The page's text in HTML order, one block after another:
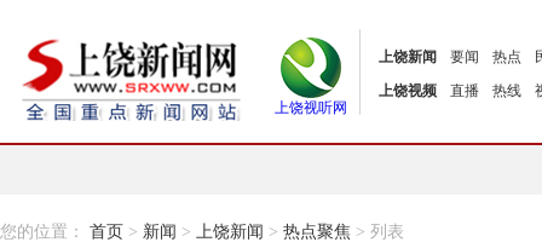
上饶视听网
上饶新闻 要闻 热点
上饶视频
直播 热线
您的位置： 首页 > 新闻 > 上饶新闻 > 热点聚焦 > 列表